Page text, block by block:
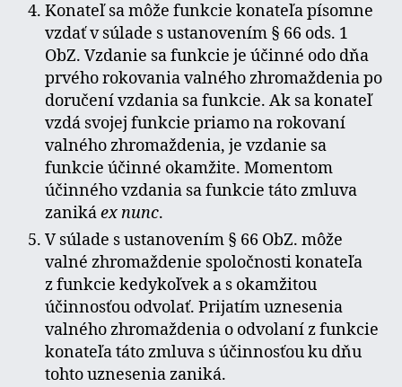
Konateľ sa môže funkcie konateľa písomne
vzdať v súlade s ustanovením § 66 ods. 1
ObZ. Vzdanie sa funkcie je účinné odo dňa
prvého rokovania valného zhromaždenia po
doručení vzdania sa funkcie. Ak sa konateľ
vzdá svojej funkcie priamo na rokovaní
valného zhromaždenia, je vzdanie sa
funkcie účinné okamžite. Momentom
účinného vzdania sa funkcie táto zmluva
zanikáex nunc.
V súlade s ustanovením § 66 ObZ. môže
valné zhromaždenie spoločnosti konateľa
z funkcie kedykoľvek a s okamžitou
účinnosťou odvolať. Prijatím uznesenia
valného zhromaždenia o odvolaní z funkcie
konateľa táto zmluva s účinnosťou ku dňu
tohto uznesenia zaniká.